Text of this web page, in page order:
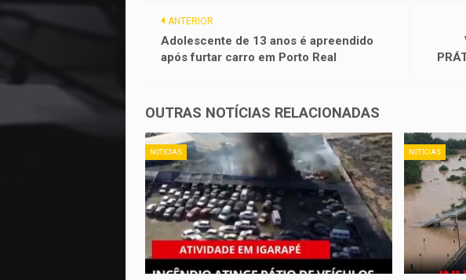
ANTERIOR
Adolescente de 13 anos é apreendido
após furtar carro em Porto Real
OUTRAS NOTÍCIAS RELACIONADAS
NOTICIAS NOTICIAS